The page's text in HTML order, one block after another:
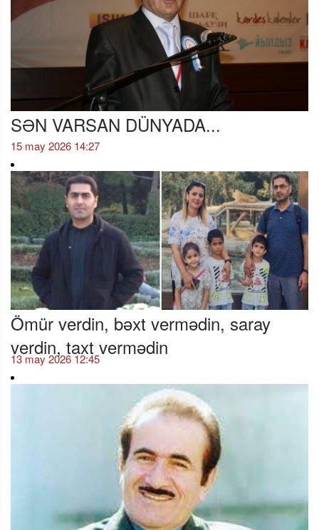
SƏN VARSAN DÜNYADA...
15 may 2026 14:27
Ömür verdin, bəxt vermədin, saray
verdin, taxt vermədin
13 may 2026 12:45